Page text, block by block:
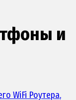
и
WiFi Роутера,